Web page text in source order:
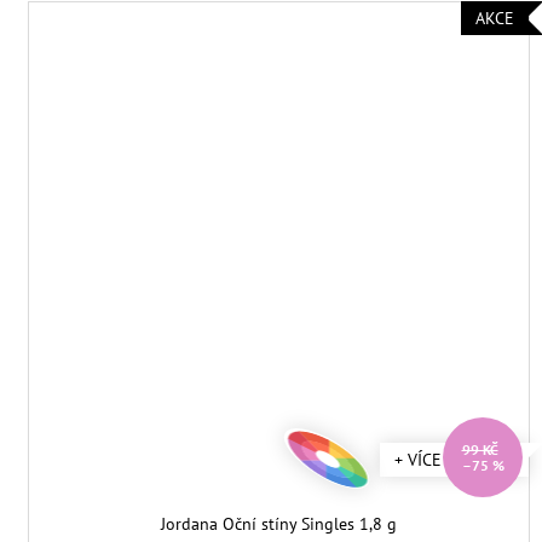
AKCE
+ VÍCE ODSTÍNŮ
99 KČ
–75 %
Jordana Oční stíny Singles 1,8 g